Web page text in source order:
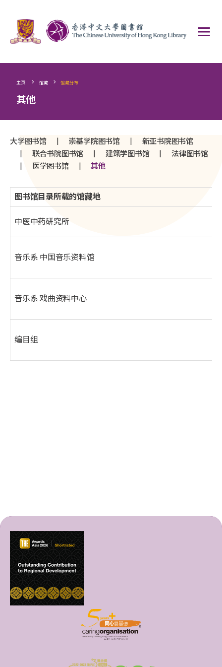
主页 > 馆藏 > 馆藏分布
其他
大学图书馆 | 崇基学院图书馆 | 新亚书院图书馆
| 联合书院图书馆 | 建筑学图书馆 | 法律图书馆
| 医学图书馆 | 其他
图书馆目录所载的馆藏地
中医中药硏究所
音乐系 中国音乐资料馆
音乐系 戏曲资料中心
编目组